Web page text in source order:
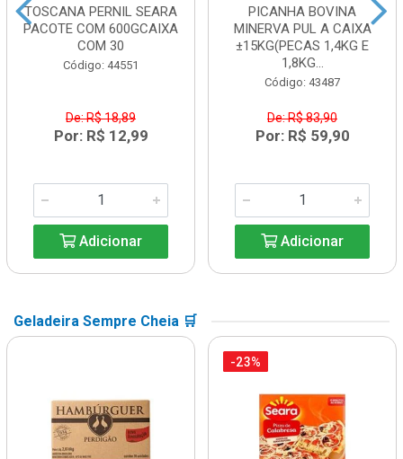
TOSCANA PERNIL SEARA
PACOTE COM 600GCAIXA
COM 30
Código: 44551
De: R$ 18,89
Por: R$ 12,99
Adicionar
PICANHA BOVINA
MINERVA PUL A CAIXA
±15KG(PECAS 1,4KG E
1,8KG...
Código: 43487
De: R$ 83,90
Por: R$ 59,90
Adicionar
Geladeira Sempre Cheia 🛒
-23%